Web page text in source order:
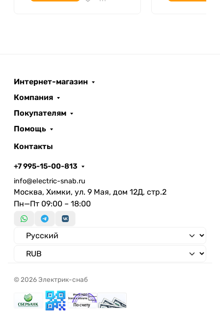
Интернет-магазин
Компания
Покупателям
Помощь
Контакты
+7 995-15-00-813
info@electric-snab.ru
Москва, Химки, ул. 9 Мая, дом 12Д, стр.2
Пн—Пт 09:00 – 18:00
© 2026 Электрик-снаб